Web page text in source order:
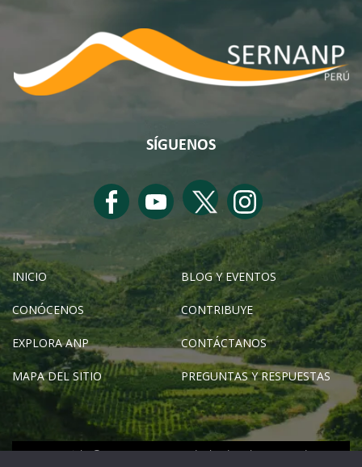
SÍGUENOS
INICIO BLOG Y EVENTOS
CONÓCENOS CONTRIBUYE
EXPLORA ANP CONTÁCTANOS
MAPA DEL SITIO PREGUNTAS Y RESPUESTAS